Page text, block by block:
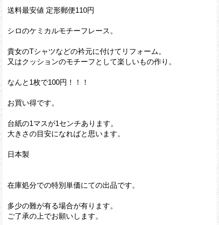
送料最安値 定形郵便110円
シロのケミカルモチーフレース。
貴女のTシャツなどの衿元に付けてリフォーム。
又はクッションのモチーフとして楽しいもの作り。
なんと1枚で100円！！！
お買い得です。
台紙の1マスが1センチあります。
大きさの目安になればと思います。
日本製
在庫処分での特別単価にての出品です。
多少の難が有る場合が有ります。
ご了承の上でお願いします。